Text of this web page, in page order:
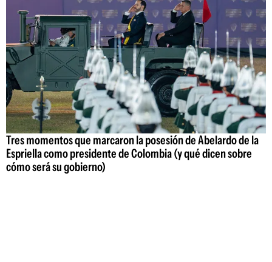
Tres momentos que marcaron la posesión de Abelardo de la
Espriella como presidente de Colombia (y qué dicen sobre
cómo será su gobierno)